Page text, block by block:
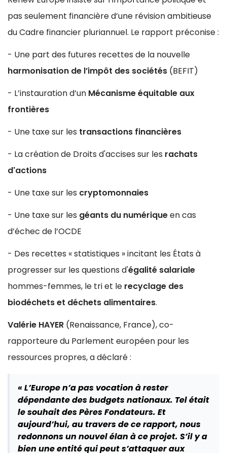
pas seulement financière d’une révision ambitieuse
du Cadre financier pluriannuel. Le rapport préconise :
- Une part des futures recettes de la nouvelle
harmonisation de l’impôt des sociétés (BEFIT)
- L’instauration d’un Mécanisme équitable aux
frontières
- Une taxe sur les transactions financières
- La création de Droits d'accises sur les rachats
d'actions
- Une taxe sur les cryptomonnaies
- Une taxe sur les géants du numériqueen cas
d’échec de l’OCDE
- Des recettes « statistiques » incitant les États à
progresser sur les questions d'égalité salariale
hommes-femmes, le tri et le recyclage des
biodéchets et déchets alimentaires.
Valérie HAYER (Renaissance, France), co-
rapporteure du Parlement européen pour les
ressources propres, a déclaré :
« L’Europe n’a pas vocation à rester
dépendante des budgets nationaux. Tel était
le souhait des Pères Fondateurs. Et
aujourd’hui, au travers de ce rapport, nous
redonnons un nouvel élan à ce projet. S’il y a
bien une entité qui peut s’attaquer aux